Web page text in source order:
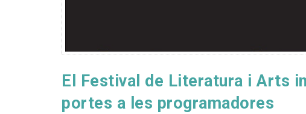
El Festival de Literatura i Arts
portes a les programadores